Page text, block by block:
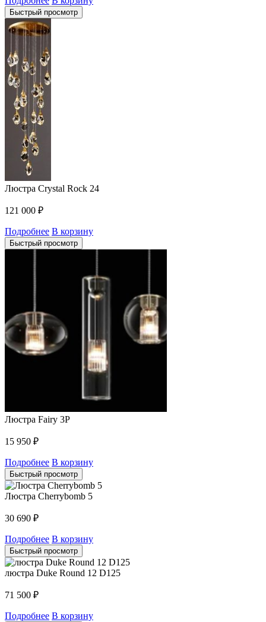
Быстрый просмотр
Люстра Crystal Rock 24
121 000 ₽
Подробнее В корзину
Быстрый просмотр
Люстра Fairy 3P
15 950 ₽
Подробнее В корзину
Быстрый просмотр
Люстра Cherrybomb 5
30 690 ₽
Подробнее В корзину
Быстрый просмотр
люстра Duke Round 12 D125
71 500 ₽
Подробнее В корзину